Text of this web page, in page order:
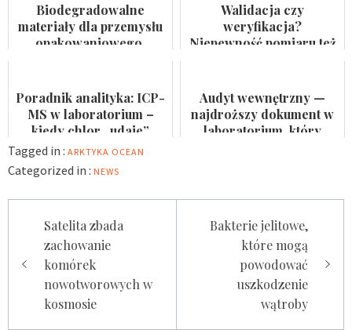
Biodegradowalne
materiały dla przemysłu
opakowaniowego.
Walidacja czy
weryfikacja?
Niepewność pomiaru też
Poradnik analityka: ICP-
MS w laboratorium –
kiedy chlor „udaje”
arsen?
Audyt wewnętrzny —
najdroższy dokument w
laboratorium, który
Tagged in : ARKTYKA OCEAN
Categorized in : NEWS
Nawigacja
wpisu
Satelita zbada
zachowanie
komórek
nowotworowych w
kosmosie
Bakterie jelitowe,
które mogą
powodować
uszkodzenie
wątroby